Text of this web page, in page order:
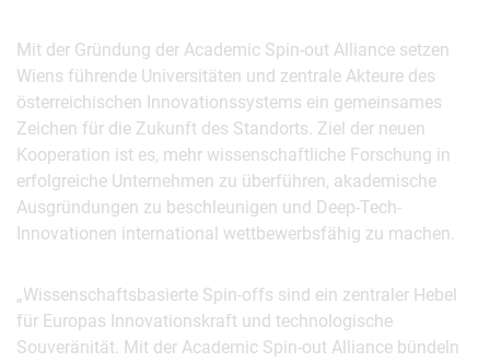
Mit der Gründung der Academic Spin-out Alliance setzen
Wiens führende Universitäten und zentrale Akteure des
österreichischen Innovationssystems ein gemeinsames
Zeichen für die Zukunft des Standorts. Ziel der neuen
Kooperation ist es, mehr wissenschaftliche Forschung in
erfolgreiche Unternehmen zu überführen, akademische
Ausgründungen zu beschleunigen und Deep-Tech-
Innovationen international wettbewerbsfähig zu machen.
„Wissenschaftsbasierte Spin-offs sind ein zentraler Hebel
für Europas Innovationskraft und technologische
Souveränität. Mit der Academic Spin-out Alliance bündeln